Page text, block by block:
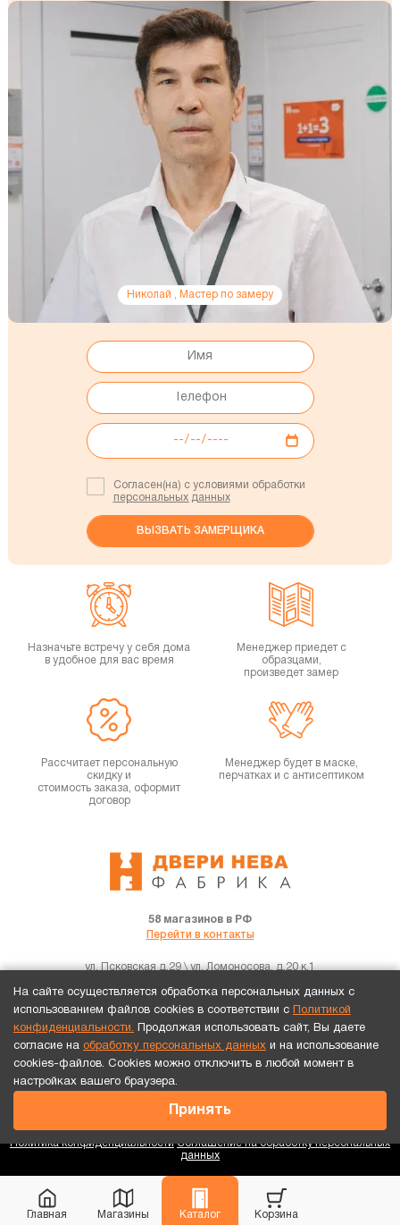
Главная Магазины Каталог Корзина
Николай , Мастер по замеру
Согласен(на) с условиями обработки
персональных данных
Назначьте встречу у себя дома
в удобное для вас время
Менеджер приедет с
образцами,
произведет замер
Рассчитает персональную
скидку и
стоимость заказа, оформит
договор
Менеджер будет в маске,
перчатках и с антисептиком
58 магазинов в РФ
Перейти в контакты
ул. Псковская д.29 \ ул. Ломоносова, д.20 к.1
8-816-255-83-43
Каталог Услуги О нас Отзывы Акции Франшиза
Сертификаты
Адреса
Предоставленные на сайте данные имеют
информационный характер и не являются публичной офертой.
Политика конфиденциальности Соглашение на обработку персональных
данных
На сайте осуществляется обработка персональных данных с
использованием файлов cookies в соответствии с
Политикой
конфиденциальности. Продолжая использовать сайт, Вы даете
согласие на обработку персональных данных и на использование
cookies-файлов. Cookies можно отключить в любой момент в
настройках вашего браузера.
Принять